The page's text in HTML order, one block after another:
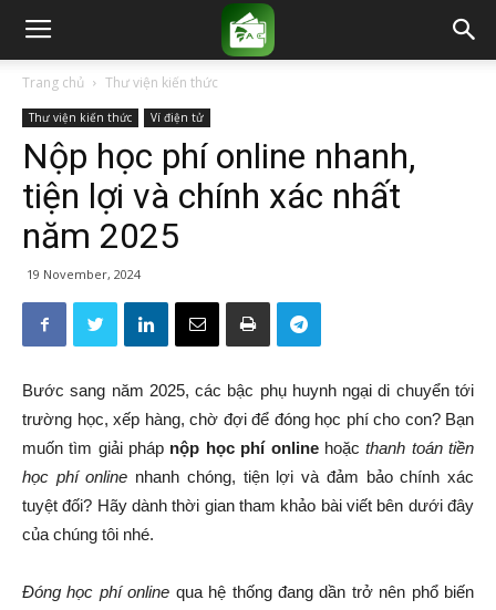
Trang chủ Thư viện kiến thức
Thư viện kiến thức Ví điện tử
Nộp học phí online nhanh,
tiện lợi và chính xác nhất
năm 2025
19 November, 2024
Bước sang năm 2025, các bậc phụ huynh ngại di chuyển tới
trường học, xếp hàng, chờ đợi để đóng học phí cho con? Bạn
muốn tìm giải pháp nộp học phí onlinehoặcthanh toán tiền
học phí online nhanh chóng, tiện lợi và đảm bảo chính xác
tuyệt đối? Hãy dành thời gian tham khảo bài viết bên dưới đây
của chúng tôi nhé.
Đóng học phí online qua hệ thống đang dần trở nên phổ biến